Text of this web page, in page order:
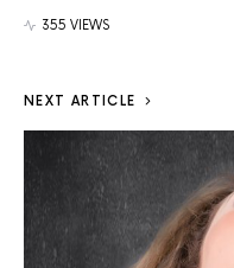
355 VIEWS
NEXT ARTICLE